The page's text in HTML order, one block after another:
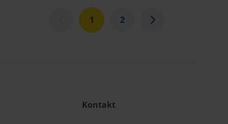
1 2
Kontakt